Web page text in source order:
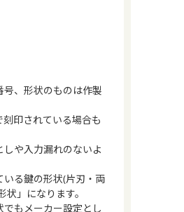
、形状のものは作製
印されている場合も
や入力漏れのないよ
る鍵の形状(片刃・両
」になります。
もメーカー設定とし